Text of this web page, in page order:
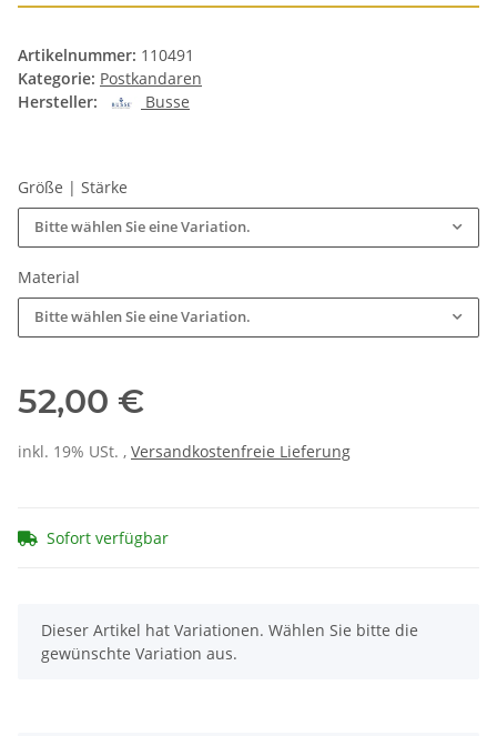
Artikelnummer: 110491
Kategorie: Postkandaren
Hersteller:
Busse
Größe | Stärke
Bitte wählen Sie eine Variation.
Material
Bitte wählen Sie eine Variation.
52,00 €
inkl. 19% USt. , Versandkostenfreie Lieferung
Sofort verfügbar
x
Dieser Artikel hat Variationen. Wählen Sie bitte die
gewünschte Variation aus.